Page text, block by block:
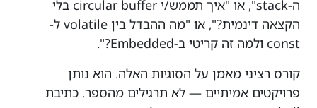
ה-stack", או "איך תממש/י circular buffer בלי
הקצאה דינמית?", או "מה ההבדל בין volatile ל-
const ולמה זה קריטי ב-Embedded?".
קורס רציני מאמן על הסוגיות האלה. הוא נותן
פרויקטים אמיתיים — לא תרגילים מהספר. כתיבת